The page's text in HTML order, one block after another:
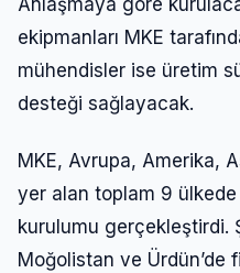
Anlaşmaya göre
ekipmanları MKE
mühendisler ise üretim
desteği sağlayacak.
MKE, Avrupa, Amerika,
yer alan toplam 9
kurulumu gerçekleştirdi.
Moğolistan ve Ürdün’de